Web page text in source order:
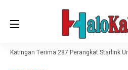
Katingan Terima 287 Perangkat Starlink